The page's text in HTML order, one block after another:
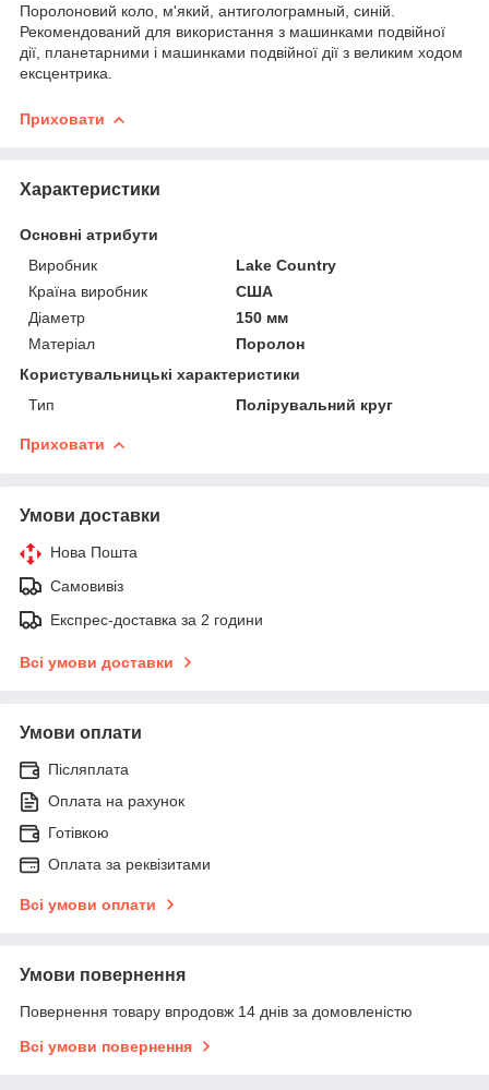
Поролоновий коло, м'який, антиголограмный, синій.
Рекомендований для використання з машинками подвійної
дії, планетарними і машинками подвійної дії з великим ходом
ексцентрика.
Приховати
Характеристики
Основні атрибути
Виробник
Lake Country
Країна виробник
США
Діаметр
150 мм
Матеріал
Поролон
Користувальницькі характеристики
Тип
Полірувальний круг
Приховати
Умови доставки
Нова Пошта
Самовивіз
Експрес-доставка за 2 години
Всі умови доставки
Умови оплати
Післяплата
Оплата на рахунок
Готівкою
Оплата за реквізитами
Всі умови оплати
Умови повернення
Повернення товару впродовж 14 днів за домовленістю
Всі умови повернення